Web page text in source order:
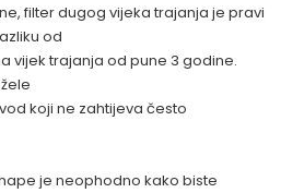
filter dugog vijeka trajanja je pravi
od
vijek trajanja od pune 3 godine.
koji ne zahtijeva često
je neophodno kako biste